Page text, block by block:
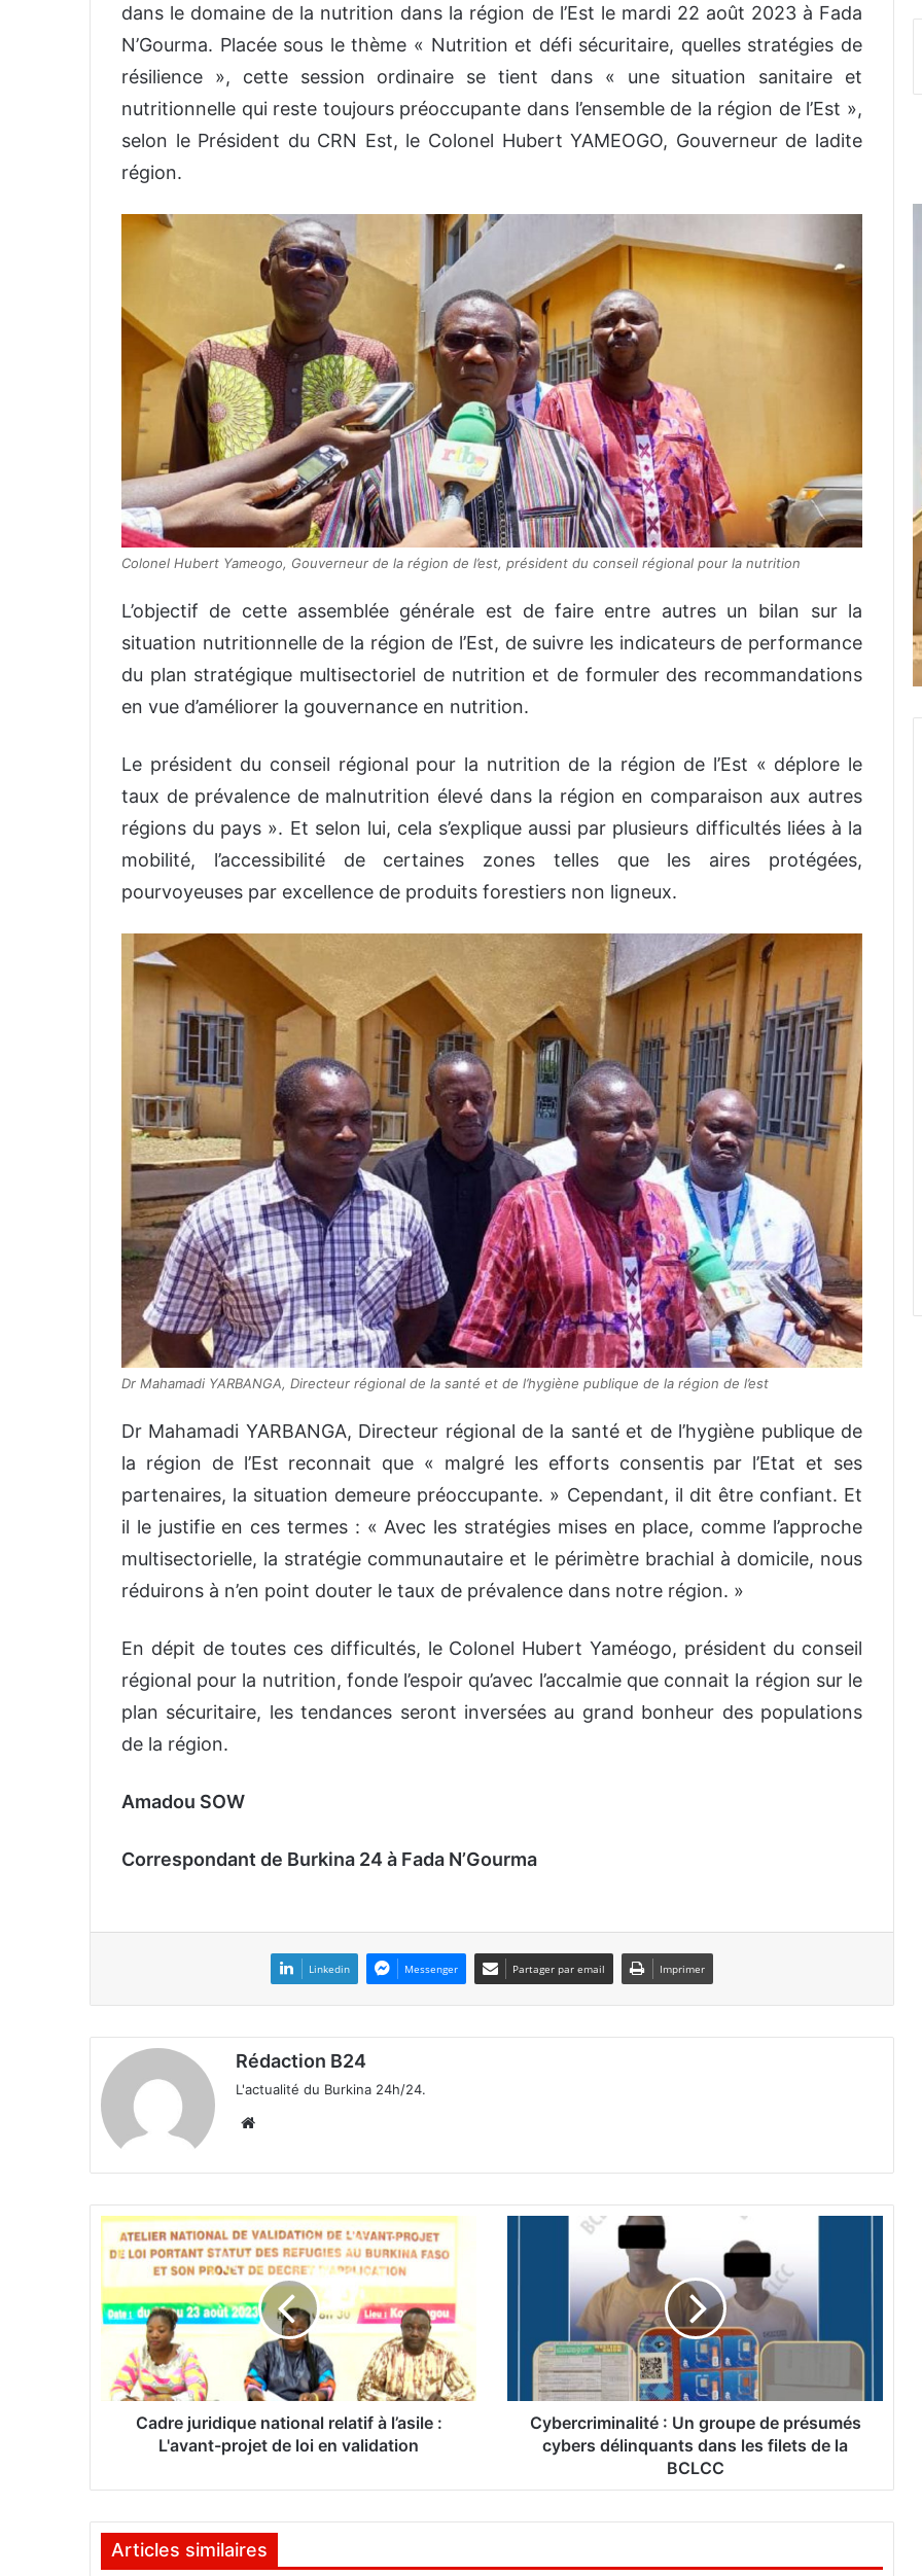
dans le domaine de la nutrition dans la région de l’Est le mardi 22 août 2023 à Fada
N’Gourma. Placée sous le thème « Nutrition et défi sécuritaire, quelles stratégies de
résilience », cette session ordinaire se tient dans « une situation sanitaire et
nutritionnelle qui reste toujours préoccupante dans l’ensemble de la région de l’Est »,
selon le Président du CRN Est, le Colonel Hubert YAMEOGO, Gouverneur de ladite
région.
Colonel Hubert Yameogo, Gouverneur de la région de l’est, président du conseil régional pour la nutrition
L’objectif de cette assemblée générale est de faire entre autres un bilan sur la
situation nutritionnelle de la région de l’Est, de suivre les indicateurs de performance
du plan stratégique multisectoriel de nutrition et de formuler des recommandations
en vue d’améliorer la gouvernance en nutrition.
Le président du conseil régional pour la nutrition de la région de l’Est « déplore le
taux de prévalence de malnutrition élevé dans la région en comparaison aux autres
régions du pays ». Et selon lui, cela s’explique aussi par plusieurs difficultés liées à la
mobilité, l’accessibilité de certaines zones telles que les aires protégées,
pourvoyeuses par excellence de produits forestiers non ligneux.
Dr Mahamadi YARBANGA, Directeur régional de la santé et de l’hygiène publique de la région de l’est
Dr Mahamadi YARBANGA, Directeur régional de la santé et de l’hygiène publique de
la région de l’Est reconnait que « malgré les efforts consentis par l’Etat et ses
partenaires, la situation demeure préoccupante. » Cependant, il dit être confiant. Et
il le justifie en ces termes : « Avec les stratégies mises en place, comme l’approche
multisectorielle, la stratégie communautaire et le périmètre brachial à domicile, nous
réduirons à n’en point douter le taux de prévalence dans notre région. »
En dépit de toutes ces difficultés, le Colonel Hubert Yaméogo, président du conseil
régional pour la nutrition, fonde l’espoir qu’avec l’accalmie que connait la région sur le
plan sécuritaire, les tendances seront inversées au grand bonheur des populations
de la région.
Amadou SOW
Correspondant de Burkina 24 à Fada N’Gourma
Linkedin Messenger Partager par email Imprimer
Rédaction B24
L'actualité du Burkina 24h/24.
te
C
r
e
j
i
u
n
t
Cadre juridique national relatif à l’asile :
L'avant-projet de loi en validation
m
l
:
Cybercriminalité : Un groupe de présumés
cybers délinquants dans les filets de la
BCLCC
Articles similaires